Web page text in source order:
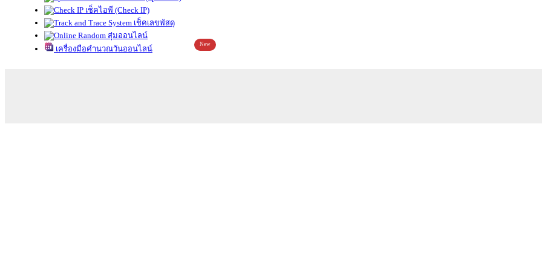
เช็คไอพี (Check IP)
เช็คเลขพัสดุ
สุ่มออนไลน์
เครื่องมือคำนวณวันออนไลน์
New